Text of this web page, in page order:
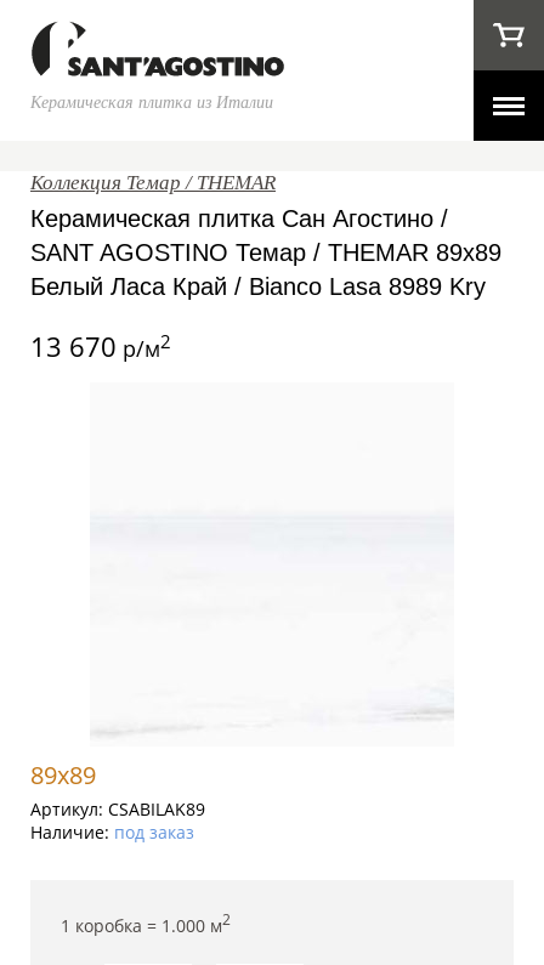
Керамическая плитка из Италии
Коллекция Темар / THEMAR
Керамическая плитка Сан Агостино /
SANT AGOSTINO Темар / THEMAR 89x89
Белый Ласа Край / Bianco Lasa 8989 Kry
13 670 р/м2
89x89
Артикул: CSABILAK89
Наличие: под заказ
1 коробка = 1.000 м2